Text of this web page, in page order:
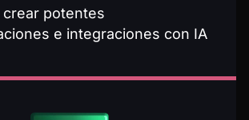
crear potentes
e integraciones con IA